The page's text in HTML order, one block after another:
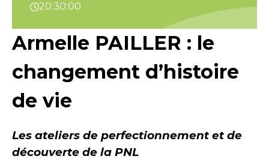
20:30:00
Armelle PAILLER : le
changement d’histoire
de vie
Les ateliers de perfectionnement et de
découverte de la PNL